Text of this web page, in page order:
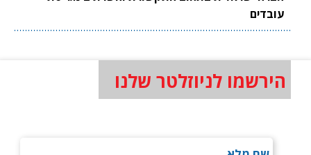
עובדים
הירשמו לניוזלטר שלנו